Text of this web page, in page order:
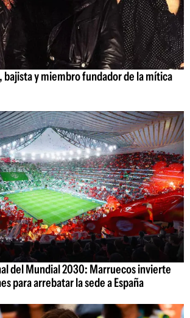
bajista y miembro fundador de la mítica
del Mundial 2030: Marruecos invierte
para arrebatar la sede a España